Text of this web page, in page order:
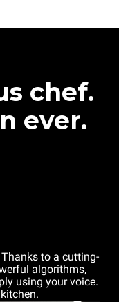
chef.
ever.
Thanks to a cutting-
algorithms,
using your voice.